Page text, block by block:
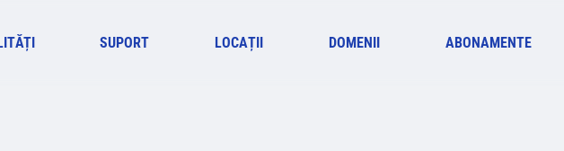
SUPORT LOCAȚII DOMENII ABONAMENTE